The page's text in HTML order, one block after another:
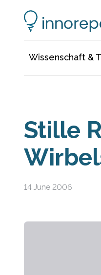
Wissenschaft &
Stille
14 June 2006